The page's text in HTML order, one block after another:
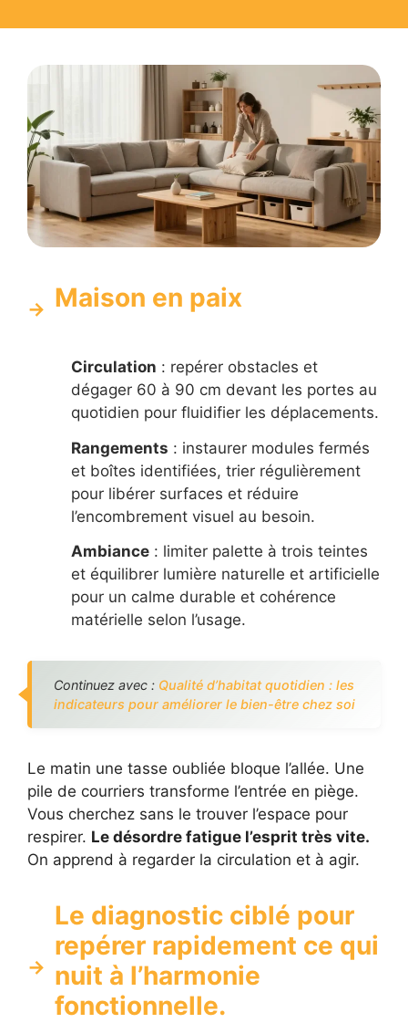
Maison en paix
Circulation : repérer obstacles et
dégager 60 à 90 cm devant les portes au
quotidien pour fluidifier les déplacements.
Rangements : instaurer modules fermés
et boîtes identifiées, trier régulièrement
pour libérer surfaces et réduire
l’encombrement visuel au besoin.
Ambiance : limiter palette à trois teintes
et équilibrer lumière naturelle et artificielle
pour un calme durable et cohérence
matérielle selon l’usage.
Continuez avec : Qualité d’habitat quotidien : les
indicateurs pour améliorer le bien-être chez soi
Le matin une tasse oubliée bloque l’allée. Une
pile de courriers transforme l’entrée en piège.
Vous cherchez sans le trouver l’espace pour
respirer. Le désordre fatigue l’esprit très vite.
On apprend à regarder la circulation et à agir.
Le diagnostic ciblé pour
repérer rapidement ce qui
nuit à l’harmonie
fonctionnelle.